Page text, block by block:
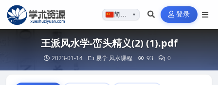
简体…▼ 登录
王派风水学-峦头精义(2) (1).pdf
2023-01-14 易学 风水课程 93 0